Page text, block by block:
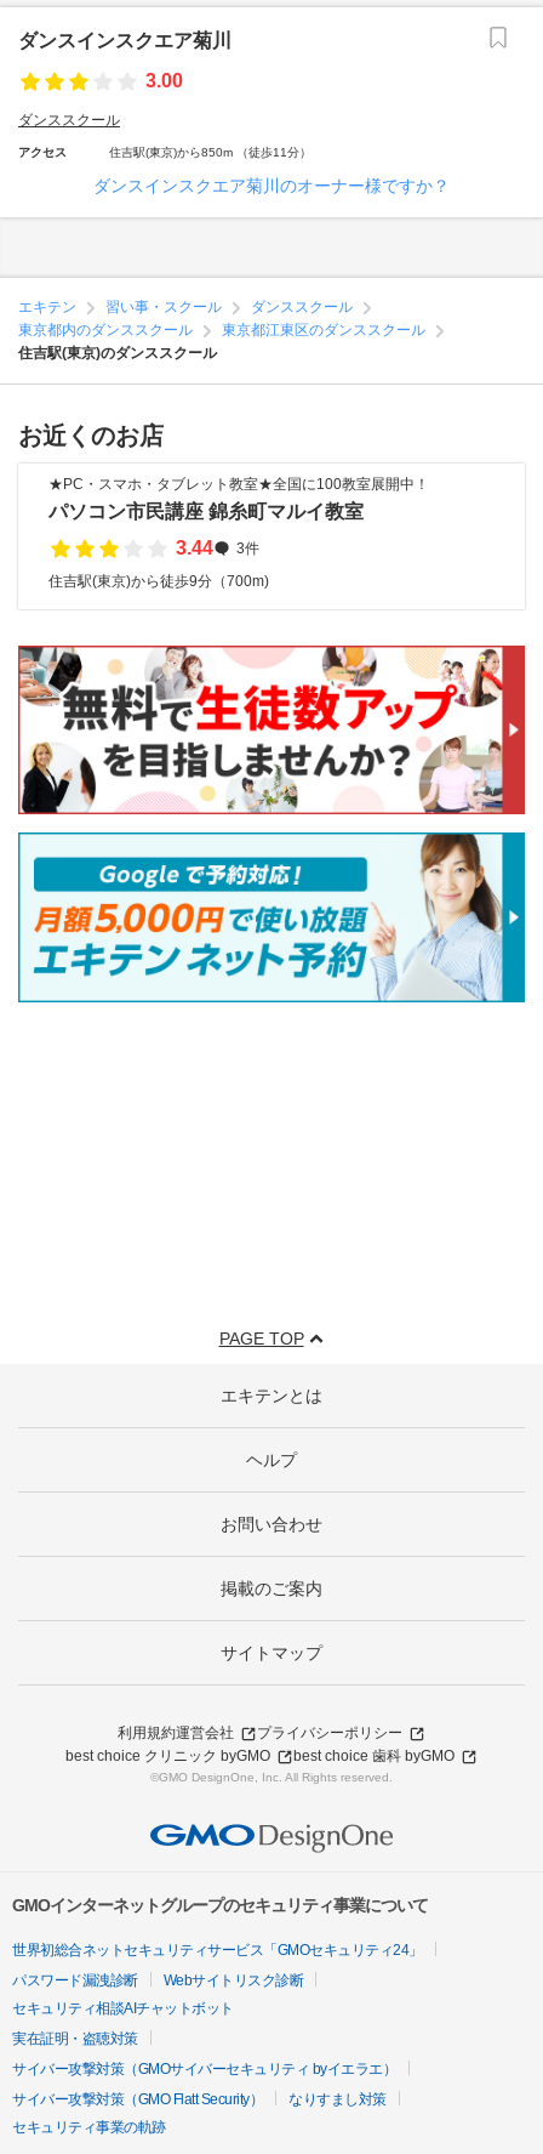
ダンスインスクエア菊川
3.00
ダンススクール
アクセス 住吉駅(東京)から850m （徒歩11分）
ダンスインスクエア菊川のオーナー様ですか？
エキテン 習い事・スクール
ダンススクール
東京都内のダンススクール
東京都江東区のダンススクール
住吉駅(東京)のダンススクール
お近くのお店
★PC・スマホ・タブレット教室★全国に100教室展開中！
パソコン市民講座 錦糸町マルイ教室
3.44
3件
住吉駅(東京)から徒歩9分（700m)
PAGE TOP
エキテンとは
ヘルプ
お問い合わせ
掲載のご案内
サイトマップ
利用規約運営会社
プライバシーポリシー
best choice クリニック byGMO
best choice 歯科 byGMO
©GMO DesignOne, Inc. All Rights reserved.
GMOインターネットグループのセキュリティ事業について
世界初総合ネットセキュリティサービス「GMOセキュリティ24」
パスワード漏洩診断
Webサイトリスク診断
セキュリティ相談AIチャットボット
実在証明・盗聴対策
サイバー攻撃対策（GMOサイバーセキュリティ byイエラエ）
サイバー攻撃対策（GMO Flatt Security）
なりすまし対策
セキュリティ事業の軌跡